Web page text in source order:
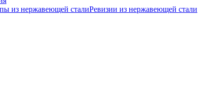
из нержавеющей сталиРевизии из нержавеющей стали